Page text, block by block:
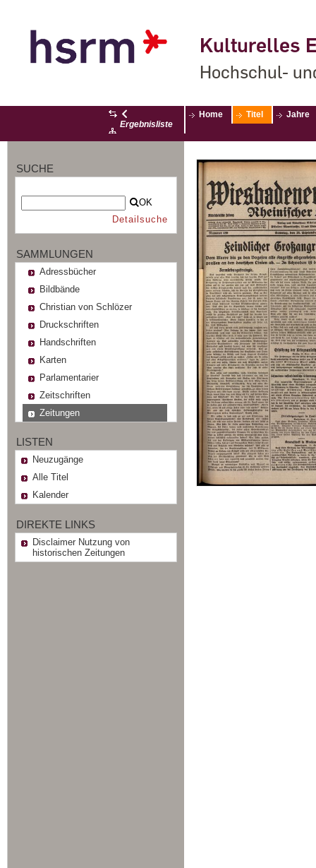
Kulturelles
Hochschul-
Ergebnisliste
Home Titel Jahre
SUCHE
OK
Detailsuche
SAMMLUNGEN
Adressbücher
Bildbände
Christian von Schlözer
Druckschriften
Handschriften
Karten
Parlamentarier
Zeitschriften
Zeitungen
LISTEN
Neuzugänge
Alle Titel
Kalender
DIREKTE LINKS
Disclaimer Nutzung von
historischen Zeitungen